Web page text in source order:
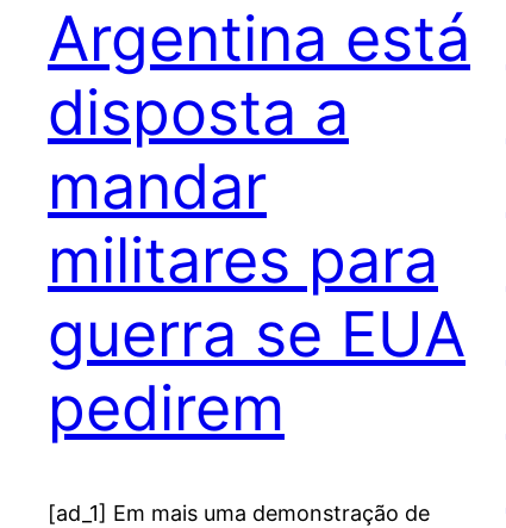
Argentina está
disposta a
mandar
militares para
guerra se EUA
pedirem
[ad_1] Em mais uma demonstração de